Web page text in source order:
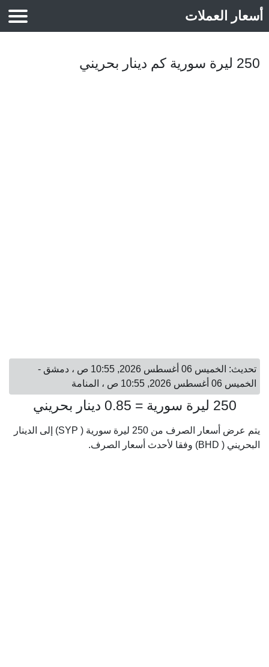
أسعار العملات
250 ليرة سورية كم دينار بحريني
تحديث: الخميس 06 أغسطس 2026, 10:55 ص ، دمشق -
الخميس 06 أغسطس 2026, 10:55 ص ، المنامة
250 ليرة سورية = 0.85 دينار بحريني
يتم عرض أسعار الصرف من 250 ليرة سورية ( SYP) إلى الدينار
البحريني ( BHD) وفقا لأحدث أسعار الصرف.